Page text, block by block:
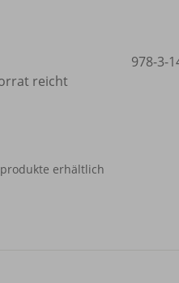
reicht
erhältlich
978-3-